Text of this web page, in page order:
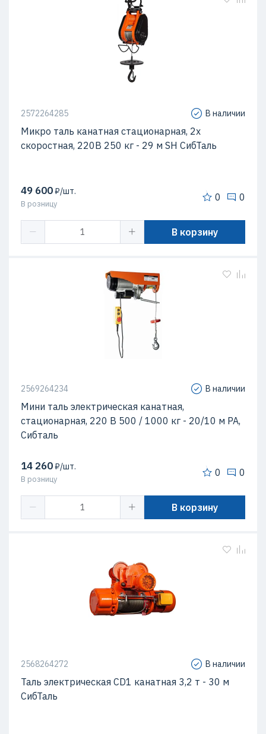
2572264285 В наличии
Микро таль канатная стационарная, 2х
скоростная, 220В 250 кг - 29 м SH СибТаль
49 600₽/шт.
В розницу
0 0
В корзину
2569264234 В наличии
Мини таль электрическая канатная,
стационарная, 220 В 500 / 1000 кг - 20/10 м РА,
Сибталь
14 260₽/шт.
В розницу
0 0
В корзину
2568264272 В наличии
Таль электрическая CD1 канатная 3,2 т - 30 м
СибТаль